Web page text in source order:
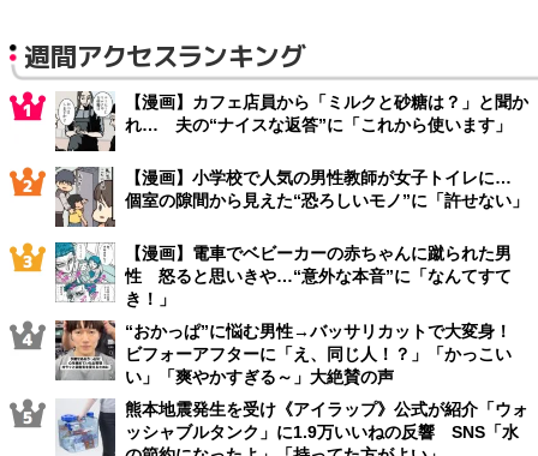
週間アクセスランキング
【漫画】カフェ店員から「ミルクと砂糖は？」と聞か
れ… 夫の“ナイスな返答”に「これから使います」
【漫画】小学校で人気の男性教師が女子トイレに…
個室の隙間から見えた“恐ろしいモノ”に「許せない」
【漫画】電車でベビーカーの赤ちゃんに蹴られた男
性 怒ると思いきや…“意外な本音”に「なんてすて
き！」
“おかっぱ”に悩む男性→バッサリカットで大変身！
ビフォーアフターに「え、同じ人！？」「かっこい
い」「爽やかすぎる～」大絶賛の声
熊本地震発生を受け《アイラップ》公式が紹介「ウォ
ッシャブルタンク」に1.9万いいねの反響 SNS「水